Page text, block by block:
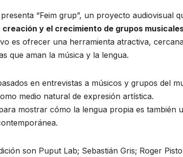
presenta “Feim grup”, un proyecto audiovisual
y el crecimiento de grupos
es ofrecer una herramienta atractiva,
que aman la música y la lengua.
​​en entrevistas a músicos y grupos del
medio natural de expresión artística.
mostrar cómo la lengua propia es también
son Puput Lab; Sebastián Gris; Roger